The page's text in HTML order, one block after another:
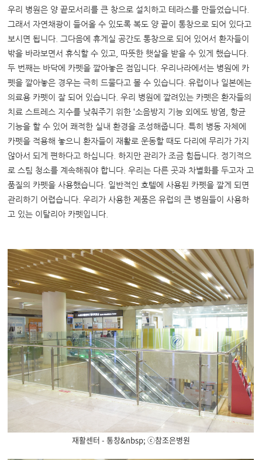
우리 병원은 양 끝모서리를 큰 창으로 설치하고 테라스를 만들었습니다.
그래서 자연채광이 들어올 수 있도록 복도 양 끝이 통창으로 되어 있다고
보시면 됩니다. 그다음에 휴게실 공간도 통창으로 되어 있어서 환자들이
밖을 바라보면서 휴식할 수 있고, 따뜻한 햇살을 받을 수 있게 했습니다.
두 번째는 바닥에 카펫을 깔아놓은 점입니다. 우리나라에서는 병원에 카
펫을 깔아놓은 경우는 극히 드물다고 볼 수 있습니다. 유럽이나 일본에는
의료용 카펫이 잘 되어 있습니다. 우리 병원에 깔려있는 카펫은 환자들의
치료 스트레스 지수를 낮춰주기 위한 ‘소음방지 기능 외에도 방염, 항균
기능을 할 수 있어 쾌적한 실내 환경을 조성해줍니다. 특히 병동 자체에
카펫을 적용해 놓으니 환자들이 재활로 운동할 때도 다리에 무리가 가지
않아서 되게 편하다고 하십니다. 하지만 관리가 조금 힘듭니다. 정기적으
로 스팀 청소를 계속해줘야 합니다. 우리는 다른 곳과 차별화를 두고자 고
품질의 카펫을 사용했습니다. 일반적인 호텔에 사용된 카펫을 깔게 되면
관리하기 어렵습니다. 우리가 사용한 제품은 유럽의 큰 병원들이 사용하
고 있는 이탈리아 카펫입니다.
재활센터 - 통창&nbsp; ⓒ참조은병원